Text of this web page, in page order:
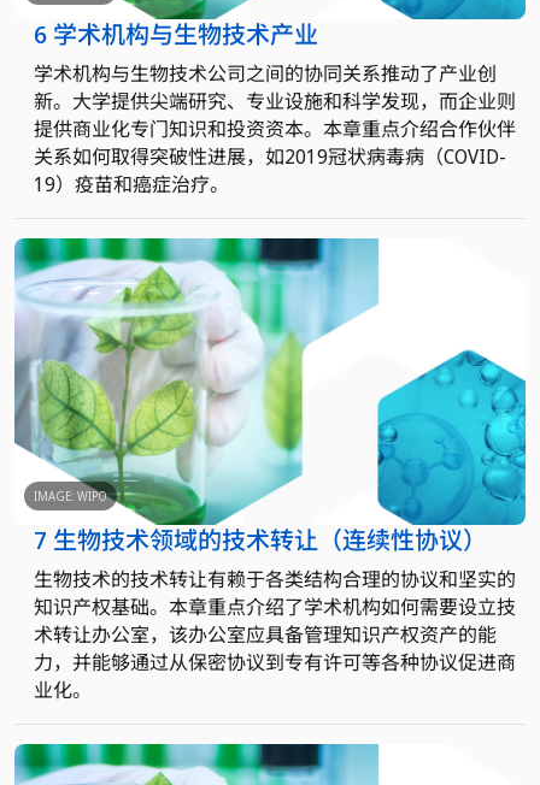
6 学术机构与生物技术产业
学术机构与生物技术公司之间的协同关系推动了产业创
新。大学提供尖端研究、专业设施和科学发现，而企业则
提供商业化专门知识和投资资本。本章重点介绍合作伙伴
关系如何取得突破性进展，如2019冠状病毒病（COVID-
19）疫苗和癌症治疗。
IMAGE: WIPO
7 生物技术领域的技术转让（连续性协议）
生物技术的技术转让有赖于各类结构合理的协议和坚实的
知识产权基础。本章重点介绍了学术机构如何需要设立技
术转让办公室，该办公室应具备管理知识产权资产的能
力，并能够通过从保密协议到专有许可等各种协议促进商
业化。